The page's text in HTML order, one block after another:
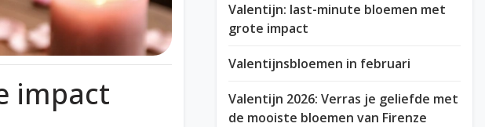
impact
Valentijn: last-minute bloemen met
grote impact
Valentijnsbloemen in februari
Valentijn 2026: Verras je geliefde met
de mooiste bloemen van Firenze